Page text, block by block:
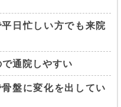
日忙しい方でも来院
通院しやすい
盤に変化を出してい